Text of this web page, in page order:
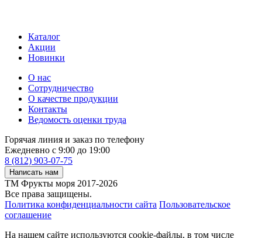
Каталог
Акции
Новинки
О нас
Сотрудничество
О качестве продукции
Контакты
Ведомость оценки труда
Горячая линия и заказ по телефону
Ежедневно с 9:00 до 19:00
8 (812) 903-07-75
Написать нам
ТМ Фрукты моря 2017-2026
Все права защищены.
Политика конфиденциальности сайта Пользовательское
соглашение
На нашем сайте используются cookie-файлы, в том числе